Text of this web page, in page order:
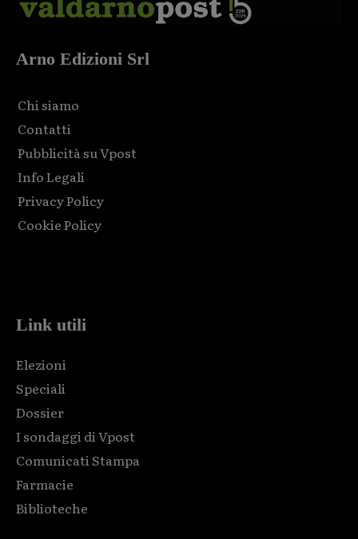
Arno Edizioni Srl
Chi siamo
Contatti
Pubblicità su Vpost
Info Legali
Privacy Policy
Cookie Policy
Link utili
Elezioni
Speciali
Dossier
I sondaggi di Vpost
Comunicati Stampa
Farmacie
Biblioteche